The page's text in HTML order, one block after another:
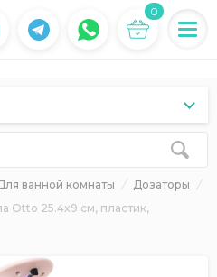
0
ванной комнаты
Дозаторы
Otto 25.4x9 см, пластик,